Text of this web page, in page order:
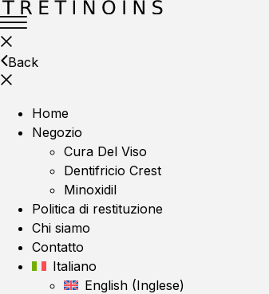
Back
Home
Negozio
Cura Del Viso
Dentifricio Crest
Minoxidil
Politica di restituzione
Chi siamo
Contatto
Italiano
English (Inglese)